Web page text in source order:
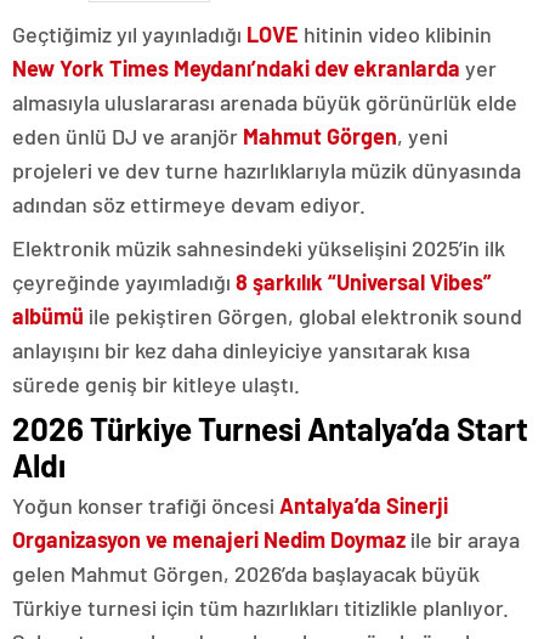
Geçtiğimiz yıl yayınladığı LOVE hitinin video klibinin
New York Times Meydanı’ndaki dev ekranlarda yer
almasıyla uluslararası arenada büyük görünürlük elde
eden ünlü DJ ve aranjör Mahmut Görgen, yeni
projeleri ve dev turne hazırlıklarıyla müzik dünyasında
adından söz ettirmeye devam ediyor.
Elektronik müzik sahnesindeki yükselişini 2025’in ilk
çeyreğinde yayımladığı 8 şarkılık “Universal Vibes”
albümü ile pekiştiren Görgen, global elektronik sound
anlayışını bir kez daha dinleyiciye yansıtarak kısa
sürede geniş bir kitleye ulaştı.
2026 Türkiye Turnesi Antalya’da Start
Aldı
Yoğun konser trafiği öncesi Antalya’da Sinerji
Organizasyon ve menajeri Nedim Doymaz ile bir araya
gelen Mahmut Görgen, 2026’da başlayacak büyük
Türkiye turnesi için tüm hazırlıkları titizlikle planlıyor.